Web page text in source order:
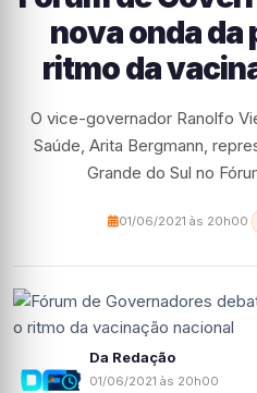
nova onda da
ritmo da
O vice-governador Ranolfo
Saúde, Arita Bergmann,
Grande do Sul no
01/06/2021 às 20h00
Da Redação
01/06/2021 às 20h00